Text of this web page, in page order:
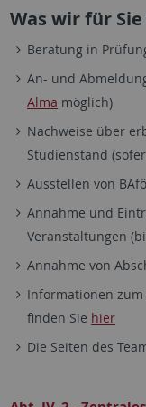
Was wir für
Beratung in
An- und
Alma möglich)
Nachweise über
Studienstand
Ausstellen von
Annahme und
Veranstaltungen
Annahme von
Informationen
finden Sie hier
Die Seiten des